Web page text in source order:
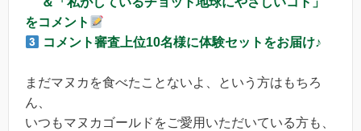
をコメント
コメント審査上位10名様に体験セットをお届け♪
まだマヌカを食べたことないよ、という方はもちろ
ん、
いつもマヌカゴールドをご愛用いただいている方も、